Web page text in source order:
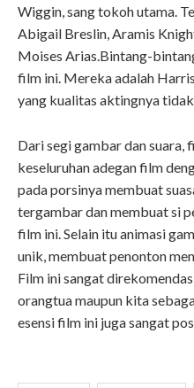
Wiggin, sang tokoh utama.
Abigail Breslin, Aramis
Moises Arias.Bintang-
film ini. Mereka adalah
yang kualitas aktingnya
Dari segi gambar dan
keseluruhan adegan film
pada porsinya membuat
tergambar dan membuat si
film ini. Selain itu animasi
unik, membuat penonton
Film ini sangat
orangtua maupun kita
esensi film ini juga sangat